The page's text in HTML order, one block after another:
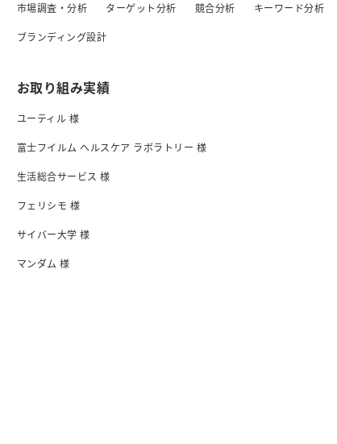
市場調査・分析 ターゲット分析 競合分析 キーワード分析
ブランディング設計
お取り組み実績
ユーティル 様
富士フイルム ヘルスケア ラボラトリー 様
生活総合サービス 様
フェリシモ 様
サイバー大学 様
マンダム 様